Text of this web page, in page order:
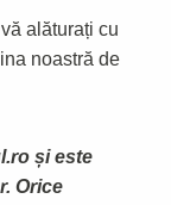
alăturați cu
noastră de
și este
Orice